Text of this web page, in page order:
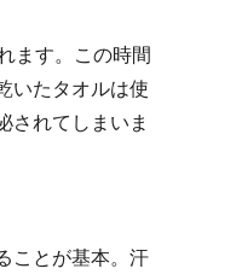
ます。この時間
いたタオルは使
されてしまいま
ことが基本。汗